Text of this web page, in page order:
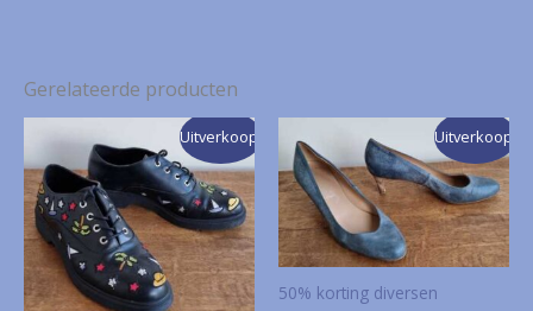
Gerelateerde producten
Uitverkoop! Uitverkoop!
50% korting diversen